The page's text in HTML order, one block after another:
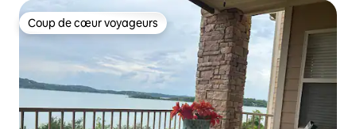
Coup de cœur voyageurs
Coup de cœur voyageurs